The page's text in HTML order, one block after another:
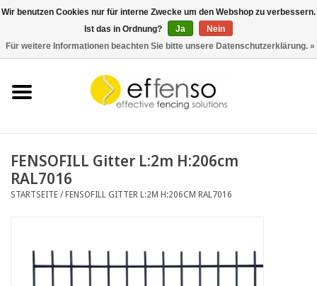
Beleuchtung
Schnäppchen
FENSOFILL Gitter L:2m H:206cm
RAL7016
STARTSEITE /FENSOFILL GITTER L:2M H:206CM RAL7016
Wir benutzen Cookies nur für interne Zwecke um den Webshop zu verbessern.
Ist das in Ordnung?
Ja
Nein
Für weitere Informationen beachten Sie bitte unsere Datenschutzerklärung. »